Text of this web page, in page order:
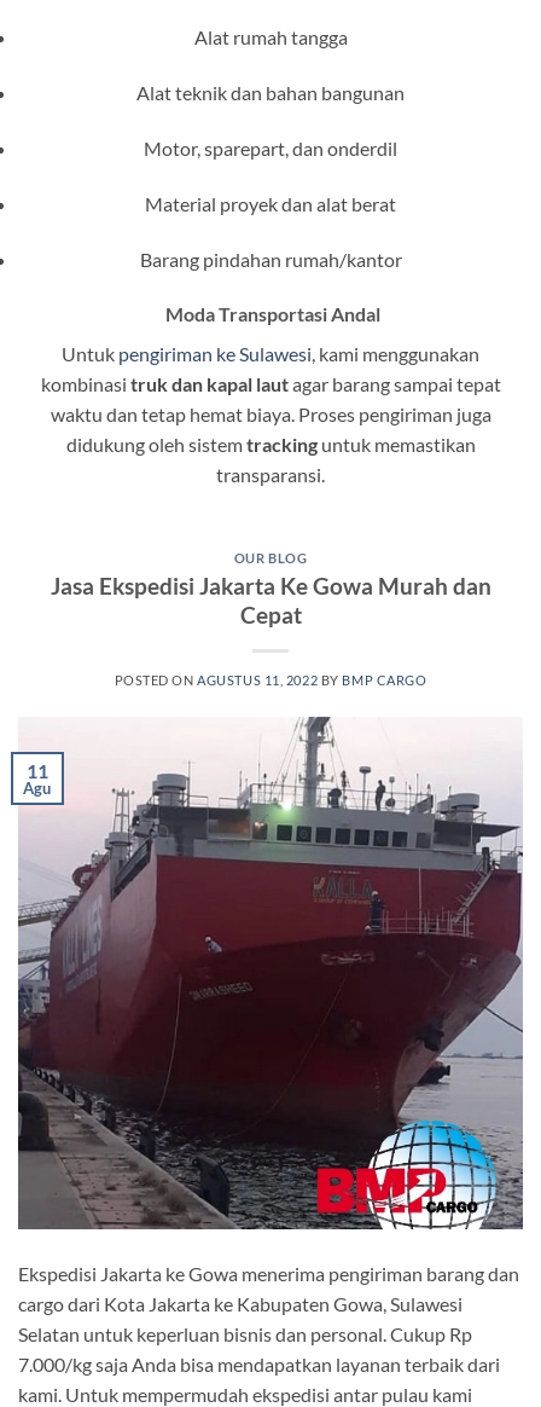
Alat rumah tangga
Alat teknik dan bahan bangunan
Motor, sparepart, dan onderdil
Material proyek dan alat berat
Barang pindahan rumah/kantor
Moda Transportasi Andal
Untuk pengiriman ke Sulawesi, kami menggunakan
kombinasi truk dan kapal lautagar barang sampai tepat
waktu dan tetap hemat biaya. Proses pengiriman juga
didukung oleh sistemtrackinguntuk memastikan
transparansi.
OUR BLOG
Jasa Ekspedisi Jakarta Ke Gowa Murah dan
Cepat
POSTED ONAGUSTUS 11, 2022 BY BMP CARGO
11
Agu
Ekspedisi Jakarta ke Gowa menerima pengiriman barang dan
cargo dari Kota Jakarta ke Kabupaten Gowa, Sulawesi
Selatan untuk keperluan bisnis dan personal. Cukup Rp
7.000/kg saja Anda bisa mendapatkan layanan terbaik dari
kami. Untuk mempermudah ekspedisi antar pulau kami